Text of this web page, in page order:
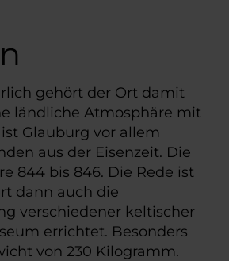
gehört der Ort damit
ländliche Atmosphäre mit
Glauburg vor allem
aus der Eisenzeit. Die
844 bis 846. Die Rede ist
dann auch die
verschiedener keltischer
errichtet. Besonders
von 230 Kilogramm.